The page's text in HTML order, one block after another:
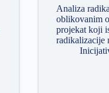
Analiza
oblikovanim
projekat koji